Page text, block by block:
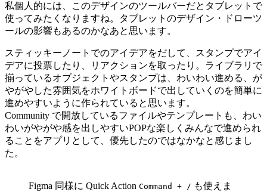
私個人的には、このデザインのツールバーだとタブレットで
使ってみたくなりますね。タブレットのデザイン・ドローツ
ールの影響もあるのかなあと思います。
スティッキーノートでのアイデアをだして、スタンプでアイ
デアに投票したり、リアクションを取ったり。ライブラリで
揃っているオブジェクトやスタンプは、わいわい進める、が
やがやした雰囲気をホワイトボードで出していくのを簡単に
進めやすいように作られていると思います。
Community で開放しているファイルやテンプレートも、わい
わいがやがや感を出しやすいPOPな楽しくみんなで進められ
ることをアプリとして、優先したのではなかなと感じまし
た。
Figma 同様に Quick Action Command + / も使えま